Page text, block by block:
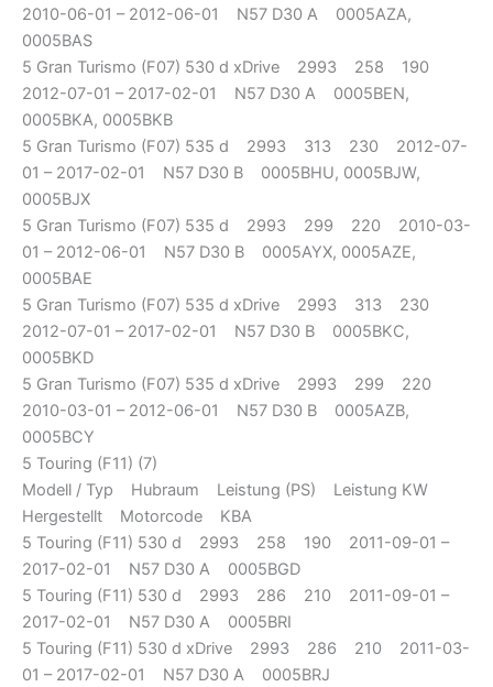
2010-06-01 – 2012-06-01 N57 D30 A 0005AZA,
0005BAS
5 Gran Turismo (F07) 530 d xDrive 2993 258 190
2012-07-01 – 2017-02-01 N57 D30 A 0005BEN,
0005BKA, 0005BKB
5 Gran Turismo (F07) 535 d 2993 313 230 2012-07-
01 – 2017-02-01 N57 D30 B 0005BHU, 0005BJW,
0005BJX
5 Gran Turismo (F07) 535 d 2993 299 220 2010-03-
01 – 2012-06-01 N57 D30 B 0005AYX, 0005AZE,
0005BAE
5 Gran Turismo (F07) 535 d xDrive 2993 313 230
2012-07-01 – 2017-02-01 N57 D30 B 0005BKC,
0005BKD
5 Gran Turismo (F07) 535 d xDrive 2993 299 220
2010-03-01 – 2012-06-01 N57 D30 B 0005AZB,
0005BCY
5 Touring (F11) (7)
Modell / Typ Hubraum Leistung (PS) Leistung KW
Hergestellt Motorcode KBA
5 Touring (F11) 530 d 2993 258 190 2011-09-01 –
2017-02-01 N57 D30 A 0005BGD
5 Touring (F11) 530 d 2993 286 210 2011-09-01 –
2017-02-01 N57 D30 A 0005BRI
5 Touring (F11) 530 d xDrive 2993 286 210 2011-03-
01 – 2017-02-01 N57 D30 A 0005BRJ